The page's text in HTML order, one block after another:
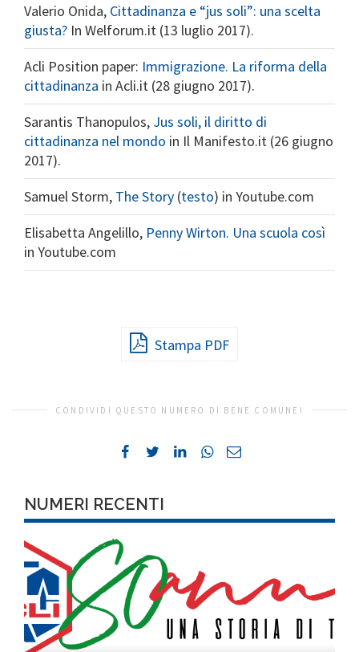
Valerio Onida, Cittadinanza e “jus soli”: una scelta
giusta? In Welforum.it (13 luglio 2017).
Acli Position paper: Immigrazione. La riforma della
cittadinanza in Acli.it (28 giugno 2017).
Sarantis Thanopulos, Jus soli, il diritto di
cittadinanza nel mondo in Il Manifesto.it (26 giugno
2017).
Samuel Storm, The Story (testo) in Youtube.com
Elisabetta Angelillo, Penny Wirton. Una scuola così
in Youtube.com
Stampa PDF
CONDIVIDI QUESTO NUMERO DI BENE COMUNE!
NUMERI RECENTI